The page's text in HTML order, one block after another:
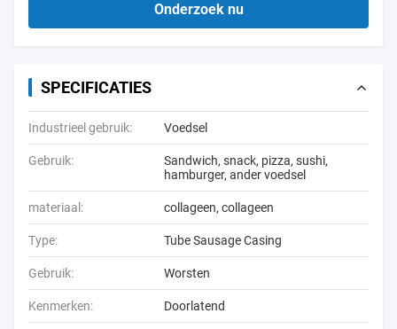
Onderzoek nu
SPECIFICATIES
Industrieel gebruik: Voedsel
Gebruik:
Sandwich, snack, pizza, sushi,
hamburger, ander voedsel
materiaal: collageen, collageen
Type: Tube Sausage Casing
Gebruik: Worsten
Kenmerken: Doorlatend